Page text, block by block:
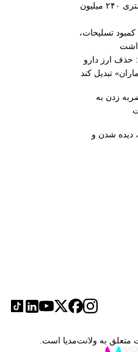
میانگین قیمت مسکن در تهران به متری ۲۴۰ میلیون
تسلیحات،
ارز دارو
زدن به
دیده شدن و
متعلق به ولانت‌مدیا است.